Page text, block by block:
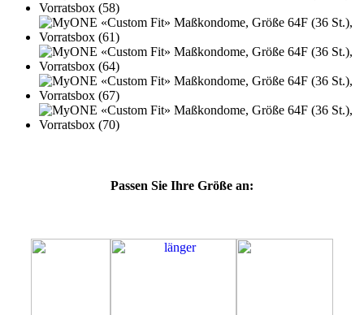
Passen Sie Ihre Größe an: